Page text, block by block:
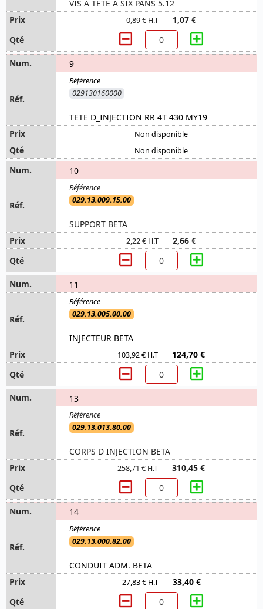
VIS A TETE A SIX PANS 5.12
0,89 € H.T 1,07 €
9
029130160000
TETE D_INJECTION RR 4T 430 MY19
Non disponible
Non disponible
10
029.13.009.15.00
SUPPORT BETA
2,22 € H.T 2,66 €
11
029.13.005.00.00
INJECTEUR BETA
103,92 € H.T 124,70 €
13
029.13.013.80.00
CORPS D INJECTION BETA
258,71 € H.T 310,45 €
14
029.13.000.82.00
CONDUIT ADM. BETA
27,83 € H.T 33,40 €